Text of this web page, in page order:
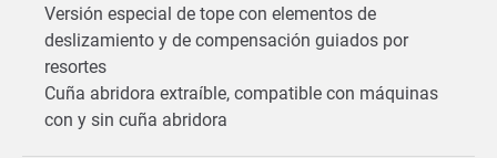
Versión especial de tope con elementos de
deslizamiento y de compensación guiados por
resortes
Cuña abridora extraíble, compatible con máquinas
con y sin cuña abridora